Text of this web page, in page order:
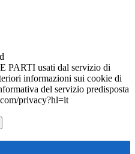
PARTI usati dal servizio di
informazioni sui cookie di
del servizio predisposta
privacy?hl=it